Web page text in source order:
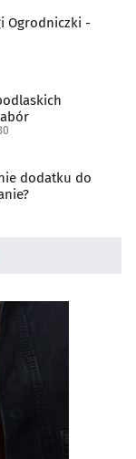
Ogrodniczki -
dodatku do